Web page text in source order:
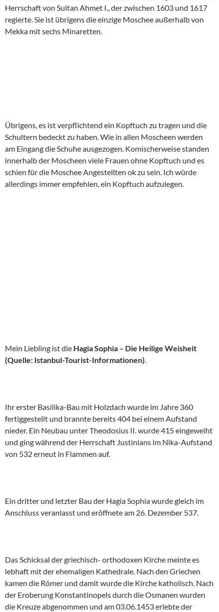
Herrschaft von Sultan Ahmet I., der zwischen 1603 und 1617
regierte. Sie ist übrigens die einzige Moschee außerhalb von
Mekka mit sechs Minaretten.
Übrigens, es ist verpflichtend ein Kopftuch zu tragen und die
Schultern bedeckt zu haben. Wie in allen Moscheen werden
am Eingang die Schuhe ausgezogen. Komischerweise standen
innerhalb der Moscheen viele Frauen ohne Kopftuch und es
schien für die Moschee Angestellten ok zu sein. Ich würde
allerdings immer empfehlen, ein Kopftuch aufzulegen.
Mein Liebling ist die Hagia Sophia – Die Heilige Weisheit
(Quelle: Istanbul-Tourist-Informationen).
Ihr erster Basilika-Bau mit Holzdach wurde im Jahre 360
fertiggestellt und brannte bereits 404 bei einem Aufstand
nieder. Ein Neubau unter Theodosius II. wurde 415 eingeweiht
und ging während der Herrschaft Justinians im Nika-Aufstand
von 532 erneut in Flammen auf.
Ein dritter und letzter Bau der Hagia Sophia wurde gleich im
Anschluss veranlasst und eröffnete am 26. Dezember 537.
Das Schicksal der griechisch- orthodoxen Kirche meinte es
lebhaft mit der ehemaligen Kathedrale. Nach den Griechen
kamen die Römer und damit wurde die Kirche katholisch. Nach
der Eroberung Konstantinopels durch die Osmanen wurden
die Kreuze abgenommen und am 03.06.1453 erlebte der